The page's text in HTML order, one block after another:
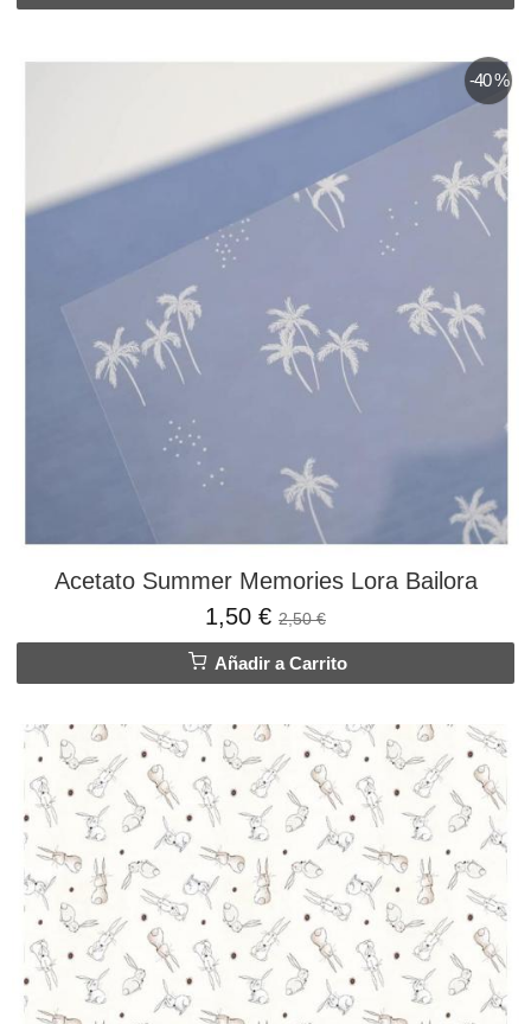
-40 %
Acetato Summer Memories Lora Bailora
1,50 € 2,50 €
Añadir a Carrito